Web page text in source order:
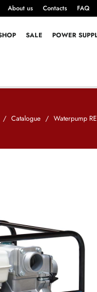
About us Contacts FAQ
SALE POWER
/ Catalogue / Waterpump